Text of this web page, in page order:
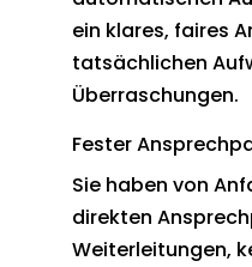
ein klares, faires
tatsächlichen
Überraschungen.
Fester
Sie haben von
direkten
Weiterleitungen,